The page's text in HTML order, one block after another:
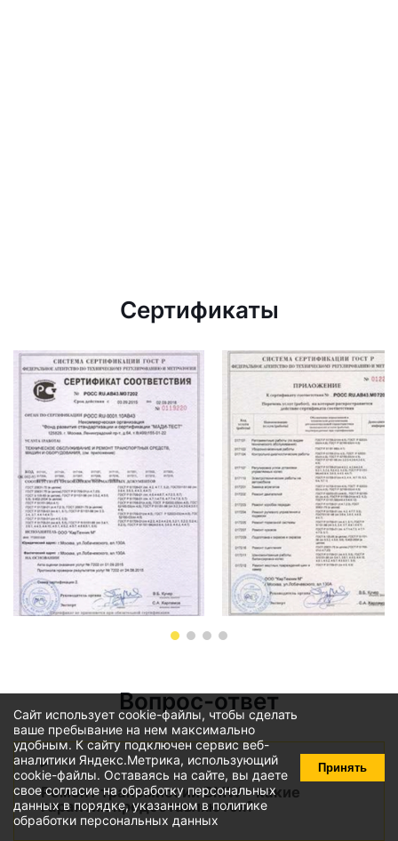
Сертификаты
Вопрос-ответ
Ремонт трансмиссии BMW - какие
гарантии предоставляются?
Сайт использует cookie-файлы, чтобы сделать
ваше пребывание на нем максимально
удобным. К cайту подключен сервис веб-
аналитики Яндекс.Метрика, использующий
cookie-файлы. Оставаясь на сайте, вы даете
своесогласие на обработку персональных
данныхв порядке, указанном вполитике
обработки персональных данных
Принять